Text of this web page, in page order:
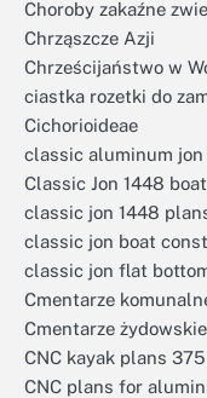
Choroby zakaźne
Chrząszcze Azji
Chrześcijaństwo w
ciastka rozetki do
Cichorioideae
classic aluminum jon
Classic Jon 1448
classic jon 1448
classic jon boat
classic jon flat
Cmentarze
Cmentarze
CNC kayak plans
CNC plans for